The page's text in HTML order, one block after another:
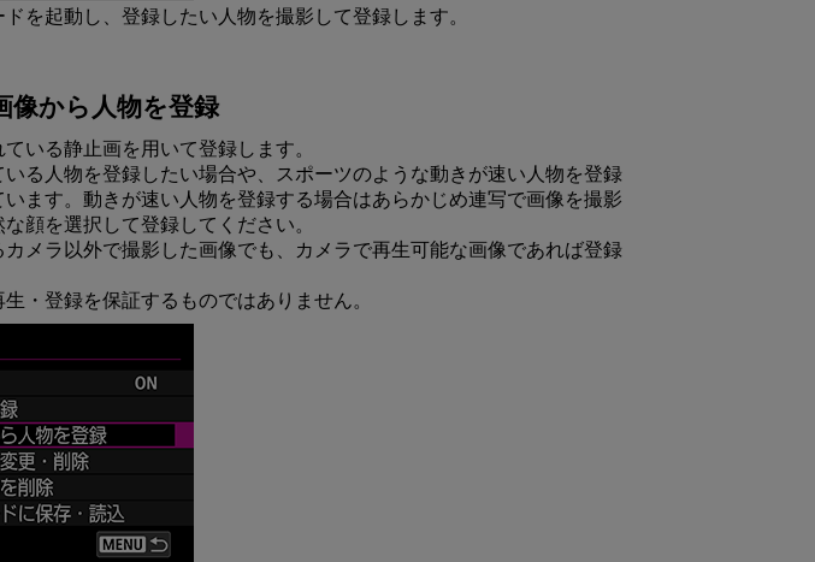
を起動し、登録したい人物を撮影して登録します。
像から人物を登録
いる静止画を用いて登録します。
る人物を登録したい場合や、スポーツのような動きが速い人物を登録
います。動きが速い人物を登録する場合はあらかじめ連写で画像を撮影
顔を選択して登録してください。
メラ以外で撮影した画像でも、カメラで再生可能な画像であれば登録
・登録を保証するものではありません。